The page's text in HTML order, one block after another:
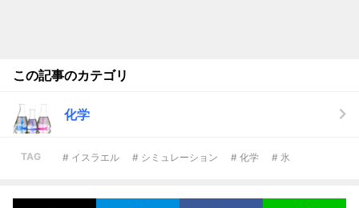
この記事のカテゴリ
化学
TAG # イスラエル # シミュレーション # 化学 # 氷